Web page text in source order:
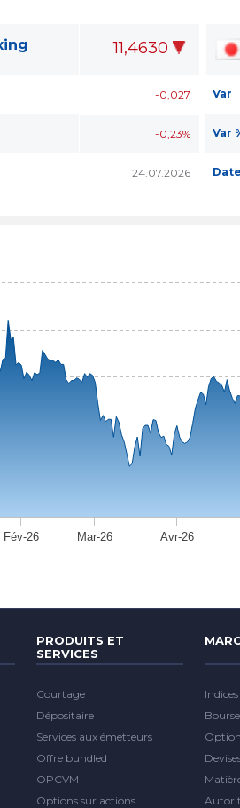
11,4630
-0,027
-0,23%
24.07.2026
Var
Var
Date
Fév-26 Mar-26 Avr-26
PRODUITS ET
SERVICES
Courtage
Dépositaire
Services aux émetteurs
Offre bundled
OPCVM
Options sur actions
Indices